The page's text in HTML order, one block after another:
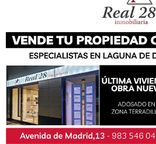
También podrás conseguir
de forma gratuitaen todos
patrocinadores y en la Casa